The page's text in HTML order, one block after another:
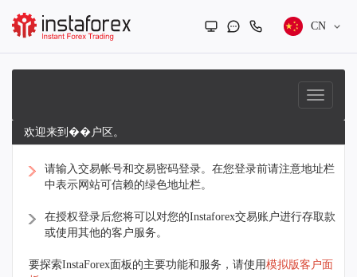
CN
欢迎来到��户区。
请输入交易帐号和交易密码登录。在您登录前请注意地址栏
中表示网站可信赖的绿色地址栏。
在授权登录后您将可以对您的Instaforex交易账户进行存取款
或使用其他的客户服务。
要探索InstaForex面板的主要功能和服务，请使用模拟版客户面